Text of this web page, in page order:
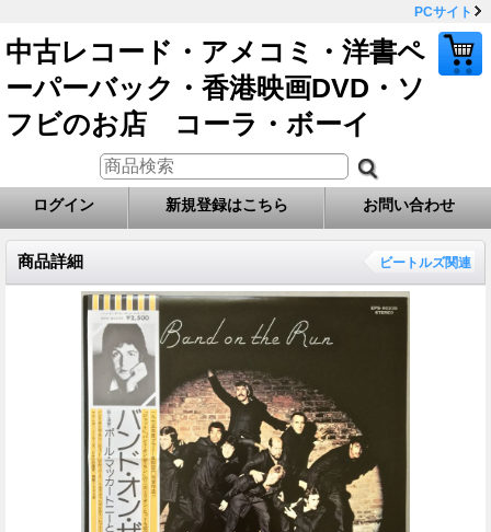
PCサイト
中古レコード・アメコミ・洋書ペ
ーパーバック・香港映画DVD・ソ
フビのお店 コーラ・ボーイ
ログイン 新規登録はこちら お問い合わせ
商品詳細 ビートルズ関連